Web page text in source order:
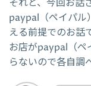
それと、今回お話
paypal（ペイパル
える前提でのお話
お店がpaypal（ペ
らないので各自調